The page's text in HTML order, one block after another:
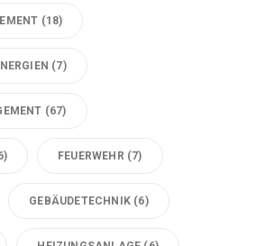
(18)
(7)
(67)
FEUERWEHR (7)
GEBÄUDETECHNIK (6)